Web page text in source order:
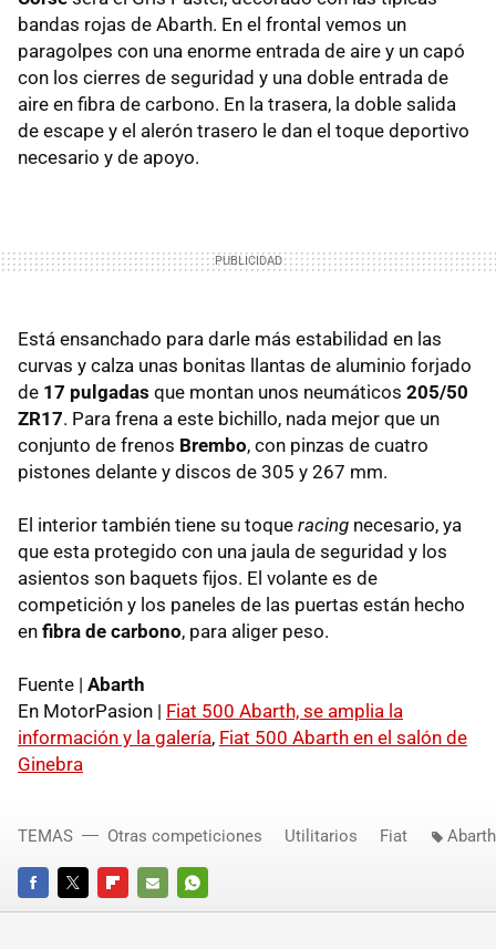
bandas rojas de Abarth. En el frontal vemos un
paragolpes con una enorme entrada de aire y un capó
con los cierres de seguridad y una doble entrada de
aire en fibra de carbono. En la trasera, la doble salida
de escape y el alerón trasero le dan el toque deportivo
necesario y de apoyo.
Está ensanchado para darle más estabilidad en las
curvas y calza unas bonitas llantas de aluminio forjado
de 17 pulgadas que montan unos neumáticos 205/50
ZR17. Para frena a este bichillo, nada mejor que un
conjunto de frenos Brembo, con pinzas de cuatro
pistones delante y discos de 305 y 267 mm.
El interior también tiene su toque racing necesario, ya
que esta protegido con una jaula de seguridad y los
asientos son baquets fijos. El volante es de
competición y los paneles de las puertas están hecho
en fibra de carbono, para aliger peso.
Fuente | Abarth
En MotorPasion | Fiat 500 Abarth, se amplia la
información y la galería, Fiat 500 Abarth en el salón de
Ginebra
FACEBOOKTWITTERFLIPBOARD
E-
WHATSAPP
TEMAS Otras competiciones Utilitarios Fiat Abarth